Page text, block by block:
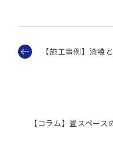
【施工事例】漆喰
【コラム】畳スペー